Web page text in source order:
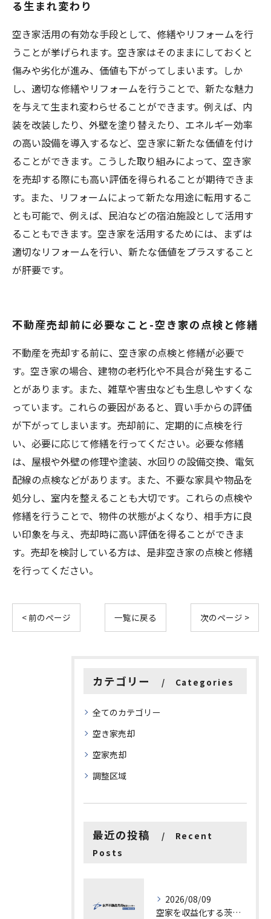
る生まれ変わり
空き家活用の有効な手段として、修繕やリフォームを行
うことが挙げられます。空き家はそのままにしておくと
傷みや劣化が進み、価値も下がってしまいます。しか
し、適切な修繕やリフォームを行うことで、新たな魅力
を与えて生まれ変わらせることができます。例えば、内
装を改装したり、外壁を塗り替えたり、エネルギー効率
の高い設備を導入するなど、空き家に新たな価値を付け
ることができます。こうした取り組みによって、空き家
を売却する際にも高い評価を得られることが期待できま
す。また、リフォームによって新たな用途に転用するこ
とも可能で、例えば、民泊などの宿泊施設として活用す
ることもできます。空き家を活用するためには、まずは
適切なリフォームを行い、新たな価値をプラスすること
が肝要です。
不動産売却前に必要なこと-空き家の点検と修繕
不動産を売却する前に、空き家の点検と修繕が必要で
す。空き家の場合、建物の老朽化や不具合が発生するこ
とがあります。また、雑草や害虫なども生息しやすくな
っています。これらの要因があると、買い手からの評価
が下がってしまいます。売却前に、定期的に点検を行
い、必要に応じて修繕を行ってください。必要な修繕
は、屋根や外壁の修理や塗装、水回りの設備交換、電気
配線の点検などがあります。また、不要な家具や物品を
処分し、室内を整えることも大切です。これらの点検や
修繕を行うことで、物件の状態がよくなり、相手方に良
い印象を与え、売却時に高い評価を得ることができま
す。売却を検討している方は、是非空き家の点検と修繕
を行ってください。
< 前のページ 一覧に戻る 次のページ >
カテゴリー Categories
全てのカテゴリー
空き家売却
空家売却
調整区域
最近の投稿
Recent
Posts
2026/08/09
空家を収益化する茨城県水戸市古河市での具体的ステップと成功ポイント